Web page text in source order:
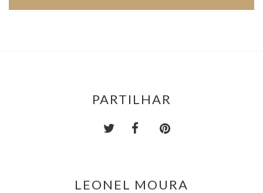
PARTILHAR
LEONEL MOURA